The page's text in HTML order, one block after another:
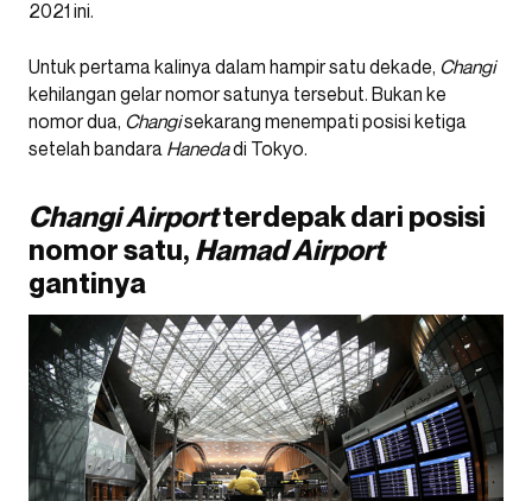
2021 ini.
Untuk pertama kalinya dalam hampir satu dekade, Changi
kehilangan gelar nomor satunya tersebut. Bukan ke
nomor dua, Changisekarang menempati posisi ketiga
setelah bandara Hanedadi Tokyo.
Changi Airportterdepak dari posisi
nomor satu, Hamad Airport
gantinya